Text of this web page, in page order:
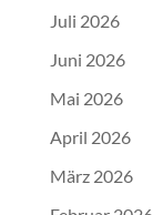
Juli 2026
Juni 2026
Mai 2026
April 2026
März 2026